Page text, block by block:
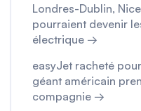
Londres-Dublin,
pourraient devenir
électrique →
easyJet racheté
géant américain
compagnie →